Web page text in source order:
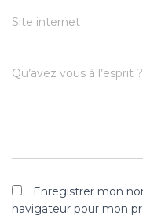
Site internet
Qu’avez vous à l’esprit ?
Enregistrer mon
navigateur pour mon